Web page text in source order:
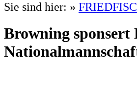
Sie sind hier: »
Browning sponsert